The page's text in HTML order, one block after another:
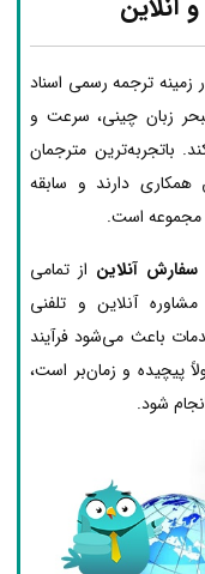
آنلاین
زمینه ترجمه رسمی اسناد
زبان چینی، سرعت و
باتجربه‌ترین مترجمان
دارند و سابقه
مجموعه است.
سفارش آنلاین از تمامی
آنلاین و تلفنی
باعث می‌شود فرآیند
پیچیده و زمان‌بر است،
شود.